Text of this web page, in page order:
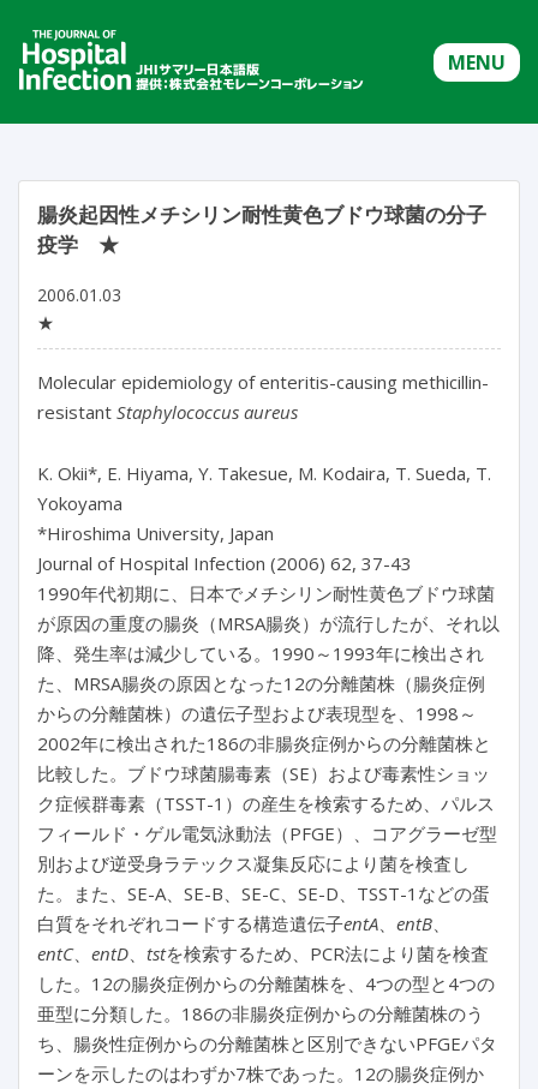
MENU
腸炎起因性メチシリン耐性黄色ブドウ球菌の分子
疫学 ★
2006.01.03
★
Molecular epidemiology of enteritis-causing methicillin-
resistant Staphylococcus aureus
K. Okii*, E. Hiyama, Y. Takesue, M. Kodaira, T. Sueda, T.
Yokoyama
*Hiroshima University, Japan
Journal of Hospital Infection (2006) 62, 37-43
1990年代初期に、日本でメチシリン耐性黄色ブドウ球菌
が原因の重度の腸炎（MRSA腸炎）が流行したが、それ以
降、発生率は減少している。1990～1993年に検出され
た、MRSA腸炎の原因となった12の分離菌株（腸炎症例
からの分離菌株）の遺伝子型および表現型を、1998～
2002年に検出された186の非腸炎症例からの分離菌株と
比較した。ブドウ球菌腸毒素（SE）および毒素性ショッ
ク症候群毒素（TSST-1）の産生を検索するため、パルス
フィールド・ゲル電気泳動法（PFGE）、コアグラーゼ型
別および逆受身ラテックス凝集反応により菌を検査し
た。また、SE-A、SE-B、SE-C、SE-D、TSST-1などの蛋
白質をそれぞれコードする構造遺伝子entA entB
entC、 entD tstを検索するため、PCR法により菌を検査
した。12の腸炎症例からの分離菌株を、4つの型と4つの
亜型に分類した。186の非腸炎症例からの分離菌株のう
ち、腸炎性症例からの分離菌株と区別できないPFGEパタ
ーンを示したのはわずか7株であった。12の腸炎症例か